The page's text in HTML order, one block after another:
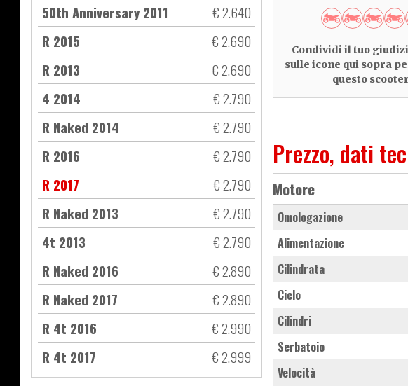
50th Anniversary 2011
€ 2.640
R 2015
€ 2.690
R 2013
€ 2.690
4 2014
€ 2.790
R Naked 2014
€ 2.790
R 2016
€ 2.790
R 2017
€ 2.790
R Naked 2013
€ 2.790
4t 2013
€ 2.790
R Naked 2016
€ 2.890
R Naked 2017
€ 2.890
R 4t 2016
€ 2.990
R 4t 2017
€ 2.999
Condividi il tuo
sulle icone qui sopra
questo
Prezzo, dati
Motore
Omologazione
Alimentazione
Cilindrata
Ciclo
Cilindri
Serbatoio
Velocità